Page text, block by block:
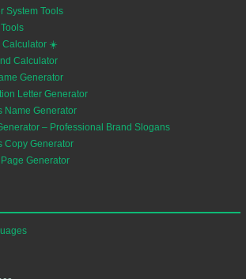
System Tools
Calculator ☀️
Calculator
Generator
Letter Generator
Name Generator
– Professional Brand Slogans
Copy Generator
Generator